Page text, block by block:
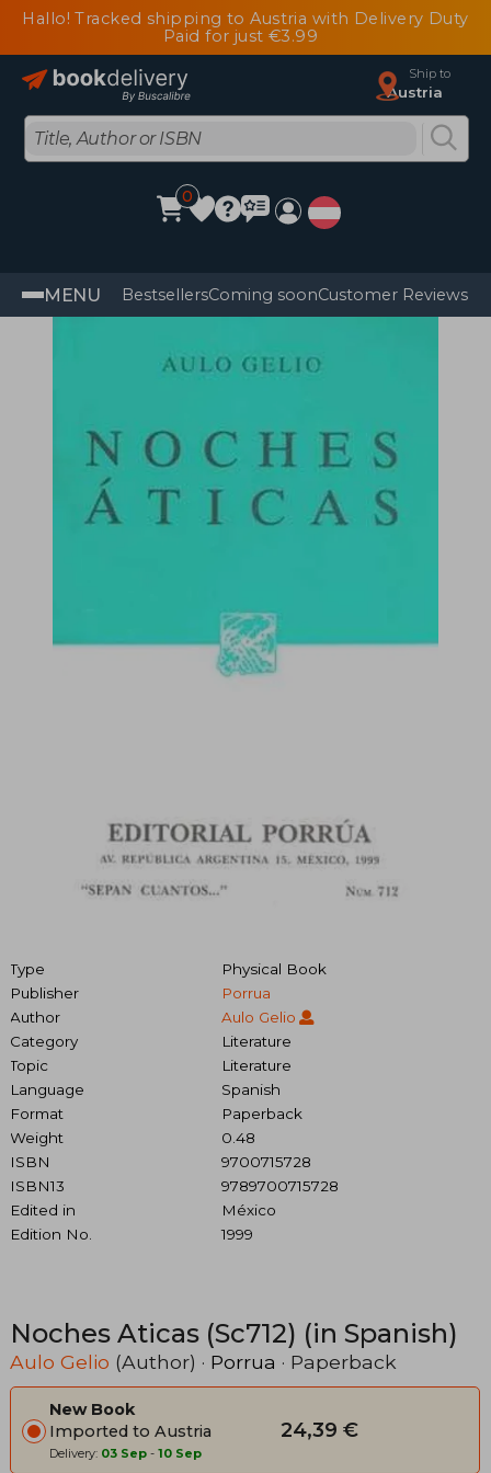
Hallo! Tracked shipping to Austria with Delivery Duty
Paid for just €3.99
Ship to
Austria
0
MENU BestsellersComing soonCustomer Reviews
Type
Physical Book
Publisher
Porrua
Author
Aulo Gelio
Category
Literature
Topic
Literature
Language
Spanish
Format
Paperback
Weight
0.48
ISBN
9700715728
ISBN13
9789700715728
Edited in
México
Edition No.
1999
Noches Aticas (Sc712) (in Spanish)
Aulo Gelio (Author) · Porrua · Paperback
New Book
Imported to Austria
Delivery: 03 Sep - 10 Sep
24,39 €